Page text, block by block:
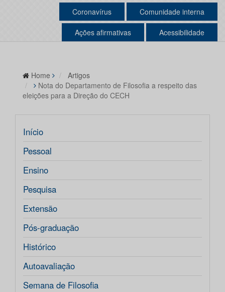
Coronavírus Comunidade interna
Ações afirmativas Acessibilidade
Home
Artigos
Nota do Departamento de Filosofia a respeito das
eleições para a Direção do CECH
Início
Pessoal
Ensino
Pesquisa
Extensão
Pós-graduação
Histórico
Autoavaliação
Semana de Filosofia